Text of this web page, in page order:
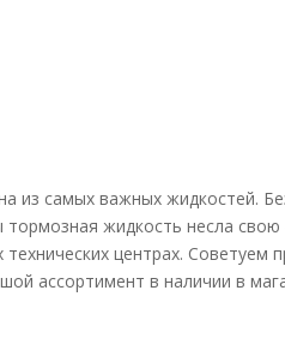
из самых важных жидкостей.
жидкость несла
центрах. Советуем
ассортимент в наличии в